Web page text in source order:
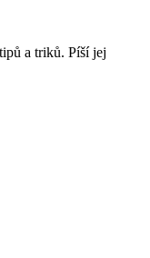
a triků. Píší jej